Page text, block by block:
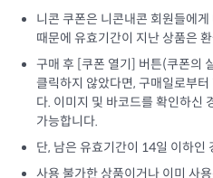
니콘 쿠폰은 니콘내콘 회원들에
때문에 유효기간이 지난 상품은
구매 후 [쿠폰 열기] 버튼(쿠폰의
클릭하지 않았다면, 구매일로부
다. 이미지 및 바코드를 확인하신
가능합니다.
단, 남은 유효기간이 14일 이하인
사용 불가한 상품이거나 이미 사